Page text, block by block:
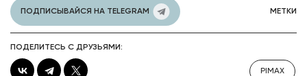
ПОДПИСЫВАЙСЯ НА TELEGRAM МЕТКИ
ПОДЕЛИТЕСЬ С ДРУЗЬЯМИ:
PIMAX